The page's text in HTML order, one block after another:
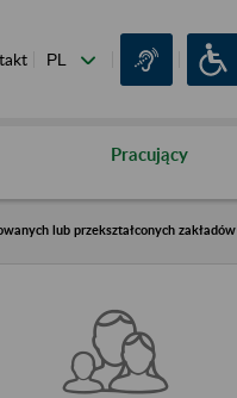
Pracujący
lub przekształconych